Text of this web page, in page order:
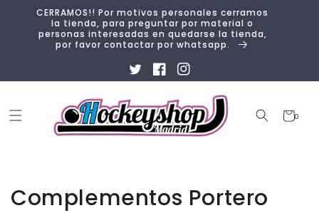
directamente
al contenido
CERRAMOS!! Por motivos personales cerramos
la tienda, para preguntar por material o
personas interesadas en quedarse la tienda,
por favor contactar por whatsapp.
TwitterFacebookInstagram
Carrito
0
0
artículos
Colección:
Complementos Portero